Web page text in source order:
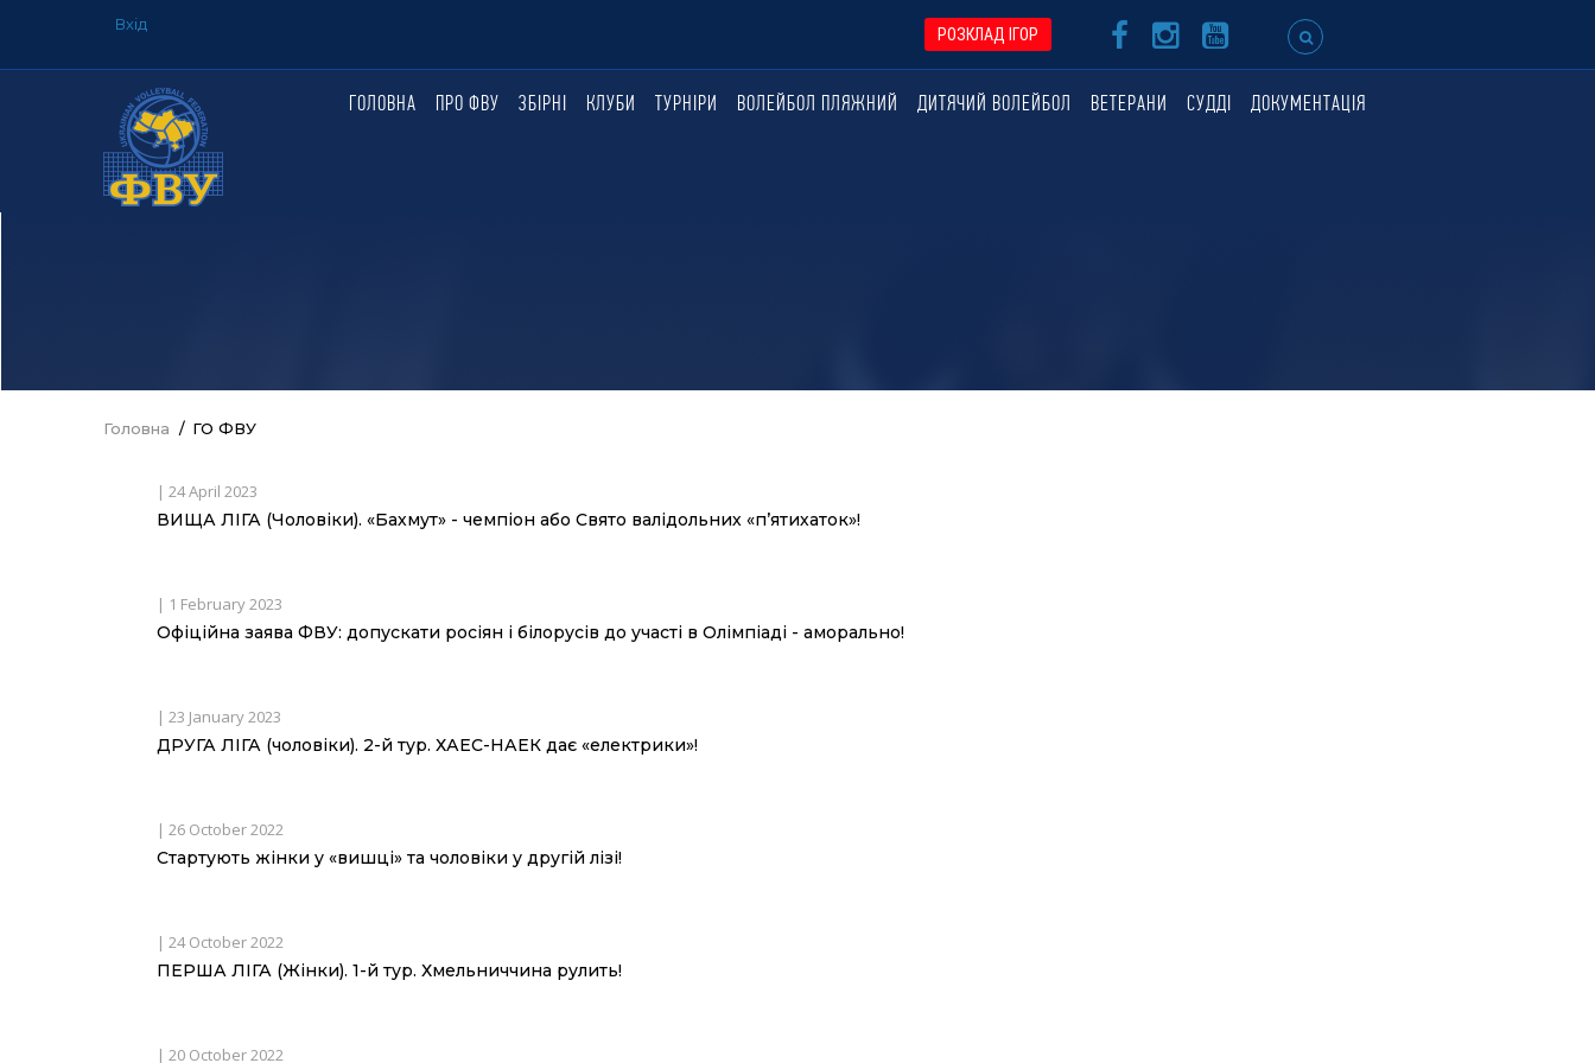
основного
MENU
Вхід
РОЗКЛАД ІГОР
ГОЛОВНЕГОЛОВНА ПРО ФВУ ЗБІРНІ КЛУБИ ТУРНІРИ ВОЛЕЙБОЛ ПЛЯЖНИЙ ДИТЯЧИЙ ВОЛЕЙБОЛ ВЕТЕРАНИ СУДДІ ДОКУМЕНТАЦІЯ
Рядок
Головна / ГО ФВУ
| 24 April 2023
ВИЩА ЛІГА (Чоловіки). «Бахмут» - чемпіон або Свято валідольних «п’ятихаток»!
| 1 February 2023
Офіційна заява ФВУ: допускати росіян і білорусів до участі в Олімпіаді - аморально!
| 23 January 2023
ДРУГА ЛІГА (чоловіки). 2-й тур. ХАЕС-НАЕК дає «електрики»!
| 26 October 2022
Стартують жінки у «вишці» та чоловіки у другій лізі!
| 24 October 2022
ПЕРША ЛІГА (Жінки). 1-й тур. Хмельниччина рулить!
| 20 October 2022